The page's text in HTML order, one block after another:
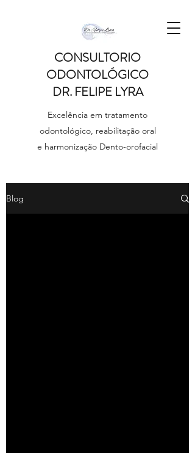
CONSULTORIO
ODONTOLÓGICO
DR. FELIPE LYRA
Excelência em tratamento
odontológico, reabilitação oral
e harmonização Dento-orofacial
Blog